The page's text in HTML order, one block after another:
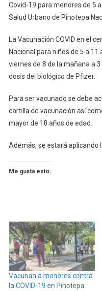
Covid-19 para menores de 5
Salud Urbano de Pinotepa
La Vacunación COVID en el
Nacional para niños de 5 a
viernes de 8 de la mañana a
dosis del biológico de Pfizer.
Para ser vacunado se debe
cartilla de vacunación así
mayor de 18 años de edad.
Además, se estará aplicando
Me gusta esto:
Vacunan a menores contra
la COVID-19 en Pinotepa